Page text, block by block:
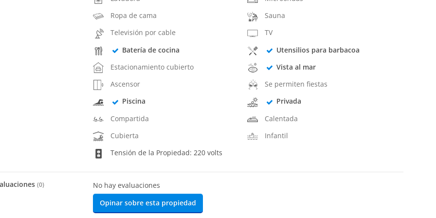
Ropa de cama
Sauna
Televisión por cable
TV
Batería de cocina
Utensilios para barbacoa
Estacionamiento cubierto
Vista al mar
Ascensor
Se permiten fiestas
Piscina
Privada
Compartida
Calentada
Cubierta
Infantil
Tensión de la Propiedad: 220 volts
(0)
No hay evaluaciones
Opinar sobre esta propiedad